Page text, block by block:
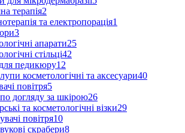
терапія2
та електропорація1
3
апарати25
стільці42
педикюру12
косметологічні та аксесуари40
повітря5
догляду за шкірою26
та косметологічні візки29
повітря10
скрабери8